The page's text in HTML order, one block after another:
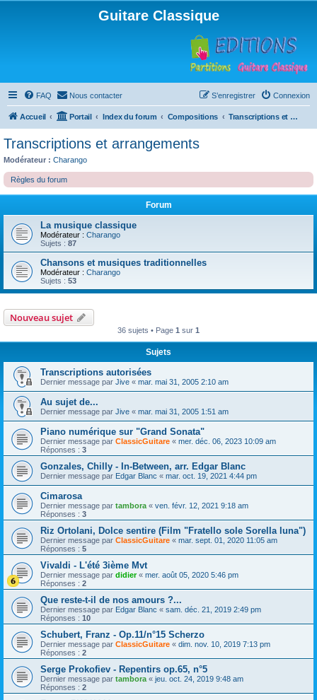
Guitare Classique
FAQ Nous contacter Connexion
S’enregistrer
Accueil Portail Index du forum Compositions Transcriptions et arrangements
Transcriptions et arrangements
Modérateur : Charango
Règles du forum
Forum
La musique classique
Modérateur : Charango
Sujets : 87
Chansons et musiques traditionnelles
Modérateur : Charango
Sujets : 53
Nouveau sujet
36 sujets • Page 1 sur 1
Sujets
Transcriptions autorisées
Dernier message par Jive « mar. mai 31, 2005 2:10 am
Au sujet de...
Dernier message par Jive « mar. mai 31, 2005 1:51 am
Piano numérique sur "Grand Sonata"
Dernier message par ClassicGuitare « mer. déc. 06, 2023 10:09 am
Réponses : 3
Gonzales, Chilly - In-Between, arr. Edgar Blanc
Dernier message par Edgar Blanc « mar. oct. 19, 2021 4:44 pm
Cimarosa
Dernier message par tambora « ven. févr. 12, 2021 9:18 am
Réponses : 3
Riz Ortolani, Dolce sentire (Film "Fratello sole Sorella luna")
Dernier message par ClassicGuitare « mar. sept. 01, 2020 11:05 am
Réponses : 5
Vivaldi - L'été 3ième Mvt
Dernier message par didier« mer. août 05, 2020 5:46 pm
Réponses : 2
Que reste-t-il de nos amours ?...
Dernier message par Edgar Blanc « sam. déc. 21, 2019 2:49 pm
Réponses : 10
Schubert, Franz - Op.11/n°15 Scherzo
Dernier message par ClassicGuitare « dim. nov. 10, 2019 7:13 pm
Réponses : 2
Serge Prokofiev - Repentirs op.65, n°5
Dernier message par tambora « jeu. oct. 24, 2019 9:48 am
Réponses : 2